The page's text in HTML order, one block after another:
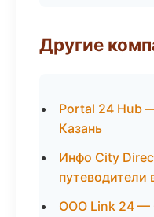
Другие
Portal 24 Hub
Казань
Инфо City
путеводители
ООО Link 24 —